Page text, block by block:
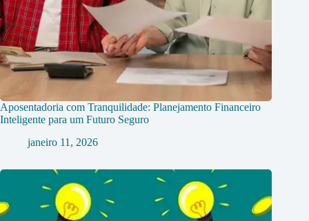
Aposentadoria com Tranquilidade: Planejamento Financeiro
Inteligente para um Futuro Seguro
janeiro 11, 2026